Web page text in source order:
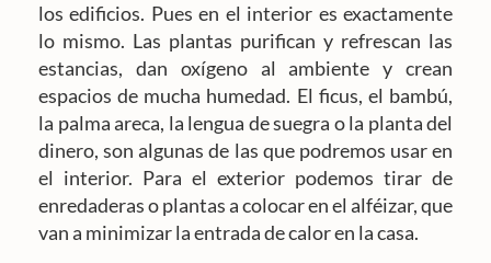
los edificios. Pues en el interior es exactamente
lo mismo. Las plantas purifican y refrescan las
estancias, dan oxígeno al ambiente y crean
espacios de mucha humedad. El ficus, el bambú,
la palma areca, la lengua de suegra o la planta del
dinero, son algunas de las que podremos usar en
el interior. Para el exterior podemos tirar de
enredaderas o plantas a colocar en el alféizar, que
van a minimizar la entrada de calor en la casa.